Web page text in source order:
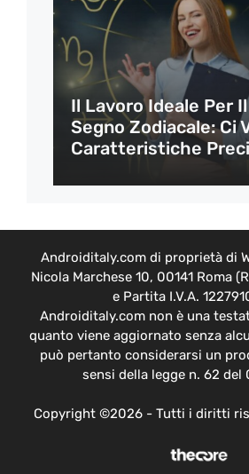
Il Lavoro Ideale Per
Segno Zodiacale: Ci
Caratteristiche
Androiditaly.com di proprietà di
Nicola Marchese 10, 00141 Roma
e Partita I.V.A.
Androiditaly.com non è una
quanto viene aggiornato senza
può pertanto considerarsi un
sensi della legge n. 62 del
Copyright ©2026 - Tutti i diritti